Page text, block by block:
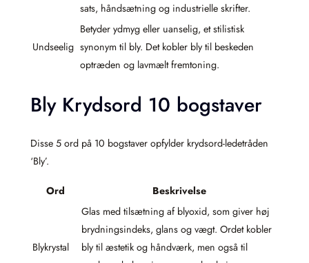
sats, håndsætning og industrielle skrifter.
Undseelig
Betyder ydmyg eller uanselig, et stilistisk
synonym til bly. Det kobler bly til beskeden
optræden og lavmælt fremtoning.
Bly Krydsord 10 bogstaver
Disse 5 ord på 10 bogstaver opfylder krydsord-ledetråden
‘Bly’.
Ord Beskrivelse
Blykrystal
Glas med tilsætning af blyoxid, som giver høj
brydningsindeks, glans og vægt. Ordet kobler
bly til æstetik og håndværk, men også til